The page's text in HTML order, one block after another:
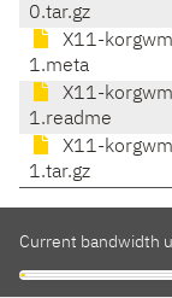
0.tar.gz
X11-
1.meta
X11-
1.readme
X11-
1.tar.gz
Current bandwidth